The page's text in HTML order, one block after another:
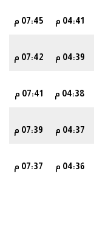
04:41 م 07:45 م
04:39 م 07:42 م
04:38 م 07:41 م
04:37 م 07:39 م
04:36 م 07:37 م